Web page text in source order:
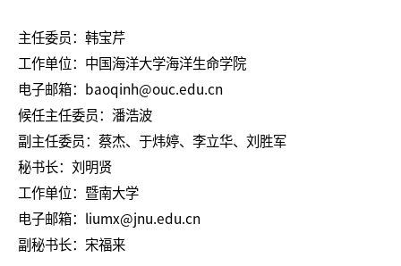
主任委员：韩宝芹
工作单位：中国海洋大学海洋生命学院
电子邮箱：baoqinh@ouc.edu.cn
候任主任委员：潘浩波
副主任委员：蔡杰、于炜婷、李立华、刘胜军
秘书长：刘明贤
工作单位：暨南大学
电子邮箱：liumx@jnu.edu.cn
副秘书长：宋福来